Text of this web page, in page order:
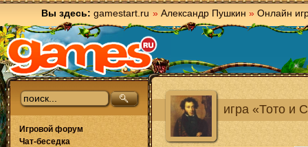
Вы здесь: gamestart.ru » Александр Пушкин » Онлайн
игра «Тото и
Игровой форум
Чат-беседка